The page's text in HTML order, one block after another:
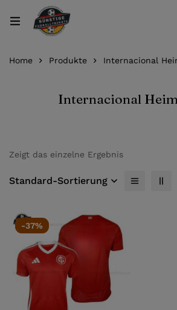
Home Produkte Internacional
Internacional
Zeigt das einzelne Ergebnis
Standard-Sortierung
-37%